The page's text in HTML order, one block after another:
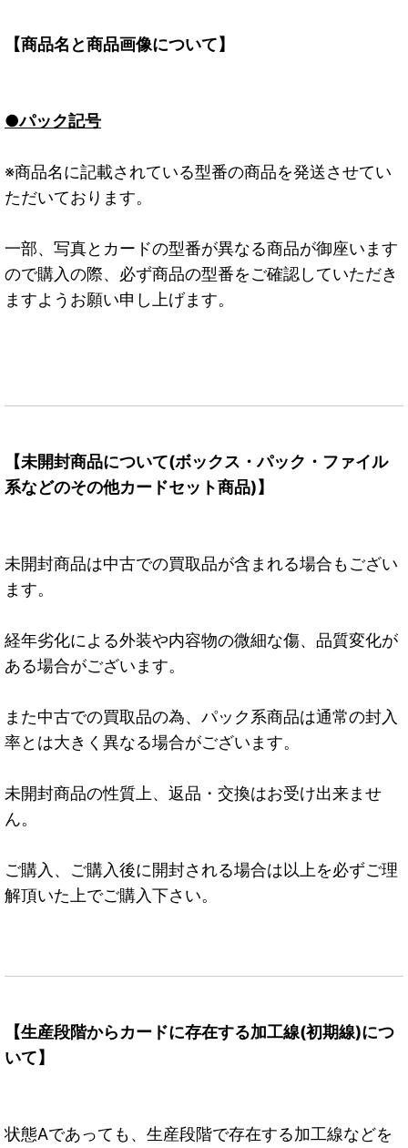
【商品名と商品画像について】
●パック記号
※商品名に記載されている型番の商品を発送させてい
ただいております。
一部、写真とカードの型番が異なる商品が御座います
ので購入の際、必ず商品の型番をご確認していただき
ますようお願い申し上げます。
【未開封商品について(ボックス・パック・ファイル
系などのその他カードセット商品)】
未開封商品は中古での買取品が含まれる場合もござい
ます。
経年劣化による外装や内容物の微細な傷、品質変化が
ある場合がございます。
また中古での買取品の為、パック系商品は通常の封入
率とは大きく異なる場合がございます。
未開封商品の性質上、返品・交換はお受け出来ませ
ん。
ご購入、ご購入後に開封される場合は以上を必ずご理
解頂いた上でご購入下さい。
【生産段階からカードに存在する加工線(初期線)につ
いて】
状態Aであっても、生産段階で存在する加工線などを